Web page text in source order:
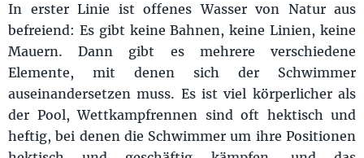
In erster Linie ist offenes Wasser von Natur aus
befreiend: Es gibt keine Bahnen, keine Linien, keine
Mauern. Dann gibt es mehrere verschiedene
Elemente, mit denen sich der Schwimmer
auseinandersetzen muss. Es ist viel körperlicher als
der Pool, Wettkampfrennen sind oft hektisch und
heftig, bei denen die Schwimmer um ihre Positionen